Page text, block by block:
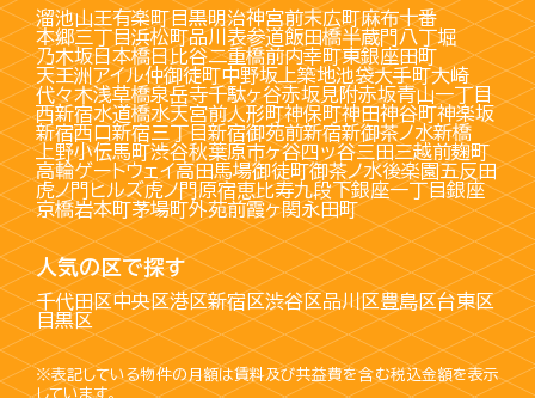
溜池山王有楽町目黒明治神宮前末広町麻布十番
本郷三丁目浜松町品川 表参道飯田橋半蔵門八丁堀
乃木坂日本橋日比谷二重橋前内幸町東銀座田町
天王洲アイル仲御徒町中野坂上築地池袋大手町大崎
代々木浅草橋泉岳寺千駄ヶ谷赤坂見附赤坂青山一丁目
西新宿水道橋水天宮前人形町神保町神田神谷町神楽坂
新宿西口新宿三丁目新宿御苑前新宿新御茶ノ水新橋
上野小伝馬町渋谷秋葉原市ヶ谷四ッ谷三田三越前麹町
高輪ゲートウェイ高田馬場御徒町御茶ノ水後楽園五反田
虎ノ門ヒルズ虎ノ門原宿恵比寿九段下銀座一丁目銀座
京橋岩本町茅場町外苑前霞ヶ関永田町
人気の区で探す
千代田区中央区港区新宿区渋谷区品川区豊島区台東区
目黒区
※表記している物件の月額は賃料及び共益費を含む税込金額を表示
しています。